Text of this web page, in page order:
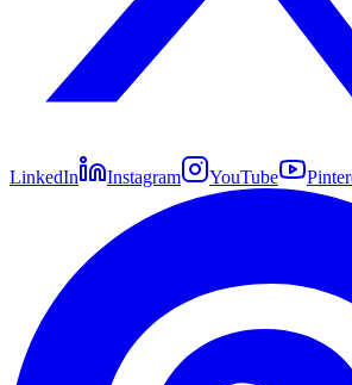
LinkedIn Instagram YouTube